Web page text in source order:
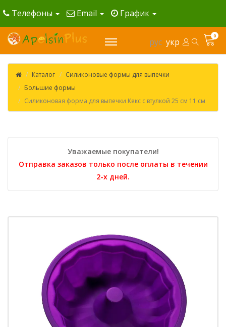
Телефоны Email График
рус укр
0
Каталог
Силиконовые формы для выпечки
Большие формы
Силиконовая форма для выпечки Кекс с втулкой 25 см 11 см
Уважаемые покупатели!
Отправка заказов только после оплаты в течении
2-х дней.